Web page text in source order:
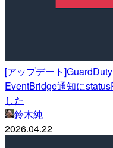
[アップデート
EventBridge通知に
した
鈴木純
2026.04.22